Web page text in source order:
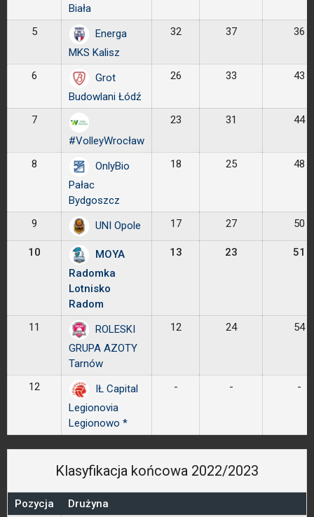
Biała
5
Energa
MKS Kalisz
32 37 36
6
Grot
Budowlani Łódź
26 33 43
7
#VolleyWrocław
23 31 44
8
OnlyBio
Pałac
Bydgoszcz
18 25 48
9 UNI Opole 17 27 50
10
MOYA
Radomka
Lotnisko
Radom
13 23 51
11
ROLESKI
GRUPA AZOTY
Tarnów
12 24 54
12
IŁ Capital
Legionovia
Legionowo *
- - -
Klasyfikacja końcowa 2022/2023
Pozycja Drużyna